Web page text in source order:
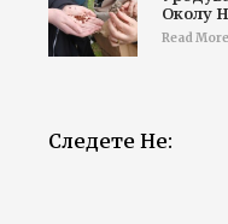
Околу
Read
Следете Не: